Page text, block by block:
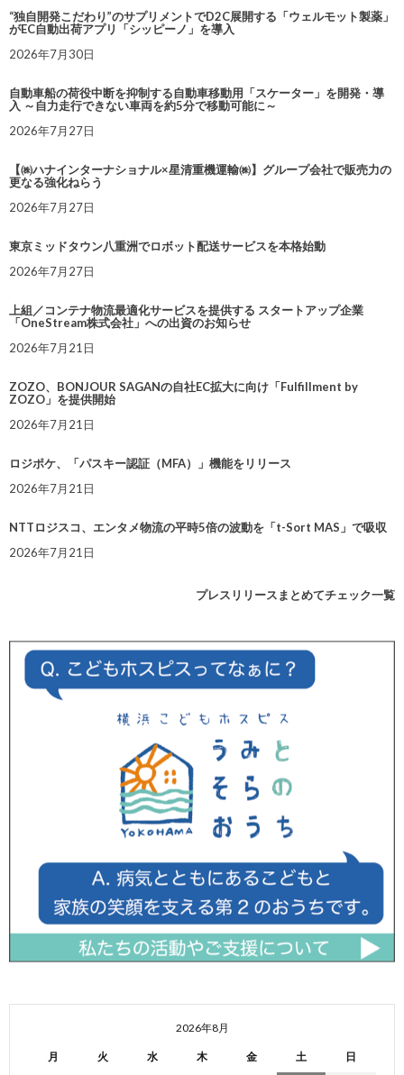
“独自開発こだわり”のサプリメントでD2C展開する「ウェルモット製薬」
がEC自動出荷アプリ「シッピーノ」を導入
2026年7月30日
自動車船の荷役中断を抑制する自動車移動用「スケーター」を開発・導
入 ～自力走行できない車両を約5分で移動可能に～
2026年7月27日
【㈱ハナインターナショナル×星清重機運輸㈱】グループ会社で販売力の
更なる強化ねらう
2026年7月27日
東京ミッドタウン八重洲でロボット配送サービスを本格始動
2026年7月27日
上組／コンテナ物流最適化サービスを提供する スタートアップ企業
「OneStream株式会社」への出資のお知らせ
2026年7月21日
ZOZO、BONJOUR SAGANの自社EC拡大に向け「Fulfillment by
ZOZO」を提供開始
2026年7月21日
ロジポケ、「パスキー認証（MFA）」機能をリリース
2026年7月21日
NTTロジスコ、エンタメ物流の平時5倍の波動を「t-Sort MAS」で吸収
2026年7月21日
プレスリリースまとめてチェック一覧
2026年8月
月 火 水 木 金 土 日